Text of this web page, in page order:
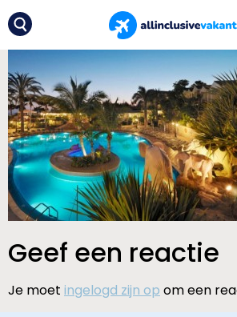
Geef een reactie
Je moet ingelogd zijn op om een